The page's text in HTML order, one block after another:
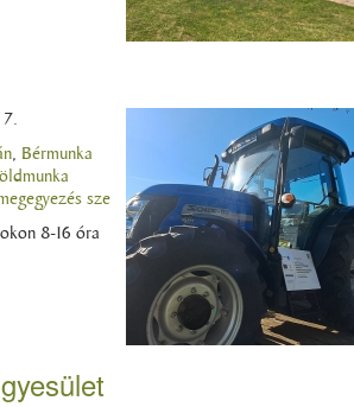
, Bérmunka
sze
8-16 óra